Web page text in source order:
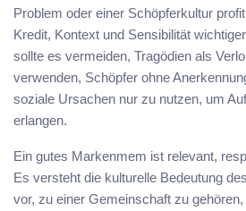
Problem oder einer Schöpferkultur
Kredit, Kontext und Sensibilität
sollte es vermeiden, Tragödien als
verwenden, Schöpfer ohne
soziale Ursachen nur zu nutzen, um
erlangen.
Ein gutes Markenmem ist relevant,
Es versteht die kulturelle Bedeutung
vor, zu einer Gemeinschaft zu